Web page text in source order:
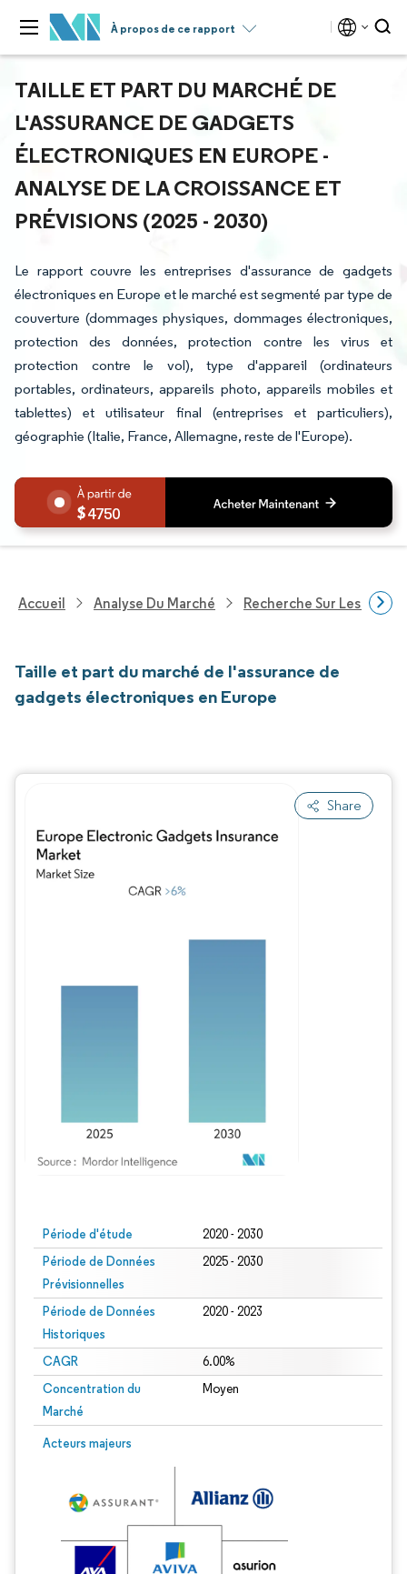
À propos de ce rapport
TAILLE ET PART DU MARCHÉ DE
L'ASSURANCE DE GADGETS
ÉLECTRONIQUES EN EUROPE -
ANALYSE DE LA CROISSANCE ET
PRÉVISIONS (2025 - 2030)
Le rapport couvre les entreprises d'assurance de gadgets
électroniques en Europe et le marché est segmenté par type de
couverture (dommages physiques, dommages électroniques,
protection des données, protection contre les virus et
protection contre le vol), type d'appareil (ordinateurs
portables, ordinateurs, appareils photo, appareils mobiles et
tablettes) et utilisateur final (entreprises et particuliers),
géographie (Italie, France, Allemagne, reste de l'Europe).
4750
Accueil Analyse Du Marché Recherche Sur Les
Taille et part du marché de l'assurance de
gadgets électroniques en Europe
Share
Période d'étude 2020 - 2030
Période de Données
Prévisionnelles
2025 - 2030
Période de Données
Historiques
2020 - 2023
CAGR 6.00%
Concentration du
Marché
Moyen
Acteurs majeurs